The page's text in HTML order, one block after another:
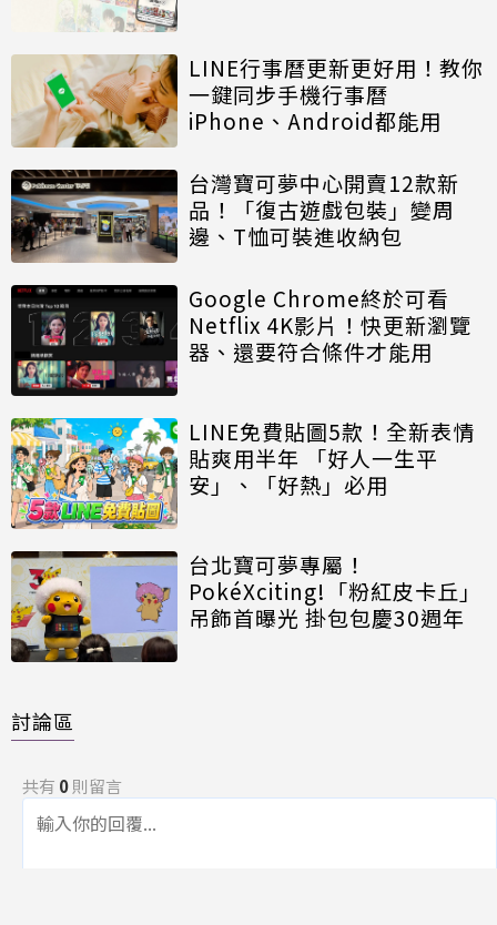
LINE行事曆更新更好用！教你
一鍵同步手機行事曆
iPhone、Android都能用
台灣寶可夢中心開賣12款新
品！「復古遊戲包裝」變周
邊、T恤可裝進收納包
Google Chrome終於可看
Netflix 4K影片！快更新瀏覽
器、還要符合條件才能用
LINE免費貼圖5款！全新表情
貼爽用半年 「好人一生平
安」、「好熱」必用
台北寶可夢專屬！
PokéXciting!「粉紅皮卡丘」
吊飾首曝光 掛包包慶30週年
討論區
共有 0則留言